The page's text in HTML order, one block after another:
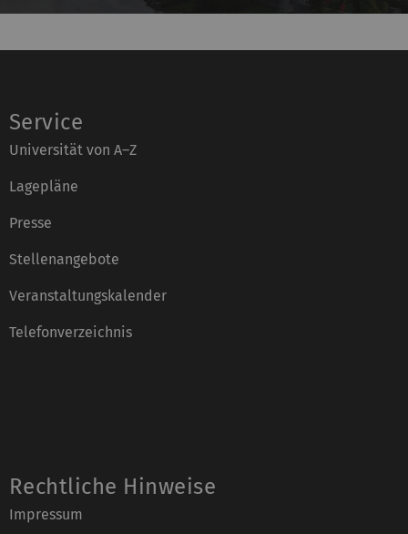
Service
Universität von A–Z
Lagepläne
Presse
Stellenangebote
Veranstaltungskalender
Telefonverzeichnis
Rechtliche Hinweise
Impressum